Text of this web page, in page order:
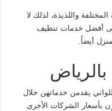
واللذيذة، لذلك لا
أفضل خدمات تنظيف
أيضاً.
يقدمن خدماتهن خلال
بأسعار الشركات الأخرى